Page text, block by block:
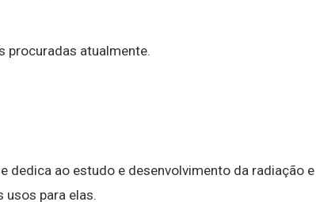
procuradas atualmente.
dedica ao estudo e desenvolvimento da radiação e
usos para elas.